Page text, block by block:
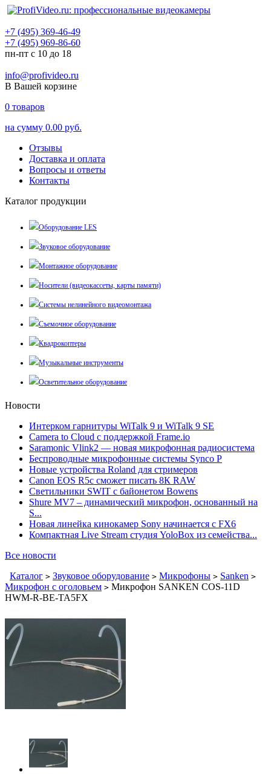
+7 (495) 369-46-49
+7 (495) 969-86-60
пн-пт с 10 до 18
info@profivideo.ru
В Вашей корзине
0 товаров
на сумму 0.00 руб.
Отзывы
Доставка и оплата
Вопросы и ответы
Контакты
Каталог продукции
Оборудование LES
Звуковое оборудование
Монтажное оборудование
Носители (видеокассеты, карты памяти)
Системы нелинейного видеомонтажа
Съемочное оборудование
Квадрокоптеры
Музыкальные инструменты
Осветительное оборудование
Новости
Интерком гарнитуры WiTalk 9 и WiTalk 9 SE
Camera to Cloud с поддержкой Frame.io
Saramonic Vlink2 — новая микрофонная радиосистема
Беспроводные микрофонные системы Synco P
Новые устройства Roland для стримеров
Canon EOS R5c сможет писать 8К RAW
Светильники SWIT с байонетом Bowens
Shure MV7 – динамический микрофон, основанный на
S...
Новая линейка кинокамер Sony начинается с FX6
Компактная Live Stream студия YoloBox из семейства...
Все новости
Каталог > Звуковое оборудование > Микрофоны > Sanken >
Микрофон с оголовьем > Микрофон SANKEN COS-11D
HWM-R-BE-TA5FX